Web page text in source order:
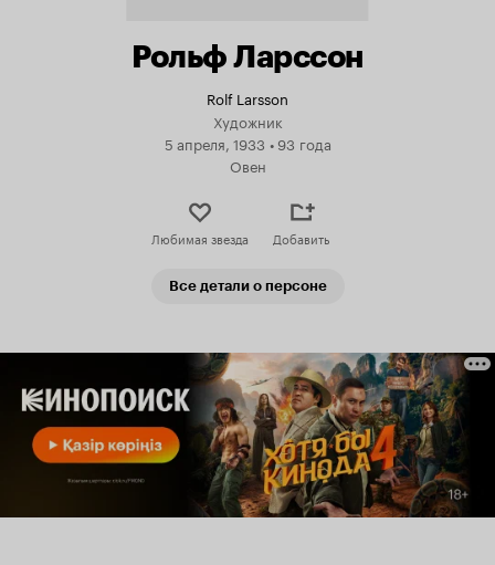
Рольф Ларссон
Rolf Larsson
Художник
5 апреля, 1933 • 93 года
Овен
Любимая звезда Добавить
Все детали о персоне